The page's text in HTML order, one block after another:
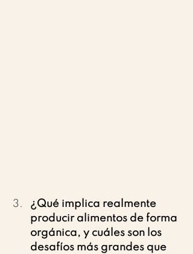
¿Qué implica realmente
producir alimentos de forma
orgánica, y cuáles son los
desafíos más grandes que